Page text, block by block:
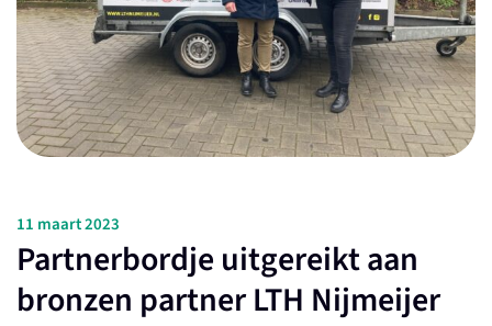
11 maart 2023
Partnerbordje uitgereikt aan
bronzen partner LTH Nijmeijer